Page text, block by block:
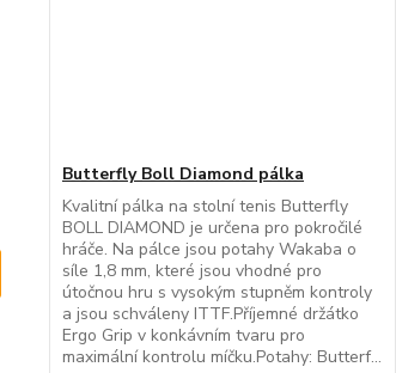
Butterfly Boll Diamond pálka
Kvalitní pálka na stolní tenis Butterfly
BOLL DIAMOND je určena pro pokročilé
hráče. Na pálce jsou potahy Wakaba o
síle 1,8 mm, které jsou vhodné pro
útočnou hru s vysokým stupněm kontroly
a jsou schváleny ITTF.Příjemné držátko
Ergo Grip v konkávním tvaru pro
maximální kontrolu míčku.Potahy: Butterf...